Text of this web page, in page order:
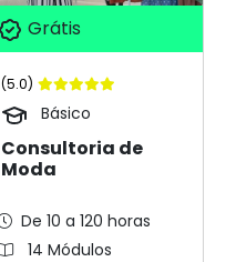
Grátis
(5.0)
Básico
Consultoria de
Moda
De 10 a 120 horas
14 Módulos